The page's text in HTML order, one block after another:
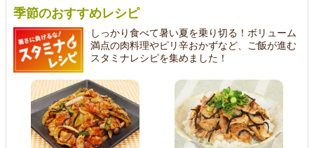
季節のおすすめレシピ
しっかり食べて暑い夏を乗り切る！ボリューム
満点の肉料理やピリ辛おかずなど、ご飯が進む
スタミナレシピを集めました！